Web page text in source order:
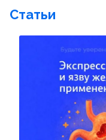
Статьи